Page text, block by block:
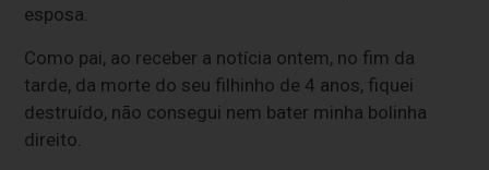
esposa.
Como pai, ao receber a notícia ontem, no fim da
tarde, da morte do seu filhinho de 4 anos, fiquei
destruído, não consegui nem bater minha bolinha
direito.